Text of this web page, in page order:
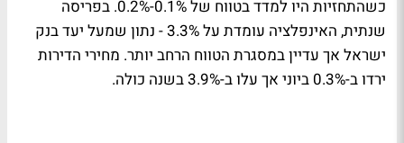
כשהתחזיות היו למדד בטווח של 0.1%-0.2%. בפריסה
שנתית, האינפלציה עומדת על 3.3% - נתון שמעל יעד בנק
ישראל אך עדיין במסגרת הטווח הרחב יותר. מחירי הדירות
ירדו ב-0.3% ביוני אך עלו ב-3.9% בשנה כולה.